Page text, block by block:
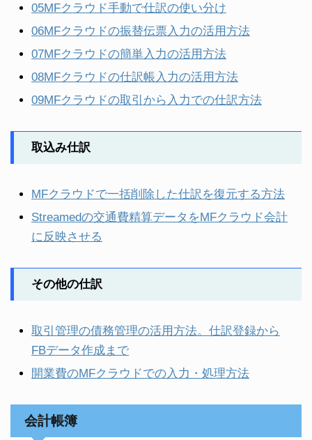
05MFクラウド手動で仕訳の使い分け
06MFクラウドの振替伝票入力の活用方法
07MFクラウドの簡単入力の活用方法
08MFクラウドの仕訳帳入力の活用方法
09MFクラウドの取引から入力での仕訳方法
取込み仕訳
MFクラウドで一括削除した仕訳を復元する方法
Streamedの交通費精算データをMFクラウド会計
に反映させる
その他の仕訳
取引管理の債務管理の活用方法。仕訳登録から
FBデータ作成まで
開業費のMFクラウドでの入力・処理方法
会計帳簿